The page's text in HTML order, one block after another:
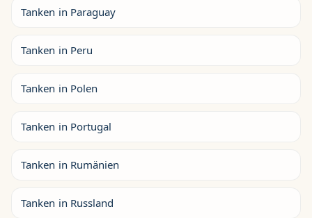
Tanken in Paraguay
Tanken in Peru
Tanken in Polen
Tanken in Portugal
Tanken in Rumänien
Tanken in Russland